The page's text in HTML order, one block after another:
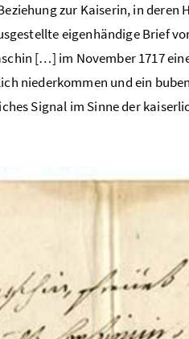
zur Kaiserin, in deren
eigenhändige Brief
[…] im November 1717
niederkommen und ein
Signal im Sinne der